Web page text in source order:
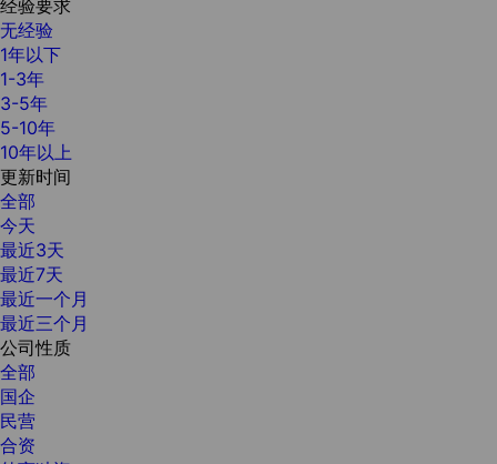
经验要求
无经验
1年以下
1-3年
3-5年
5-10年
10年以上
更新时间
全部
今天
最近3天
最近7天
最近一个月
最近三个月
公司性质
全部
国企
民营
合资